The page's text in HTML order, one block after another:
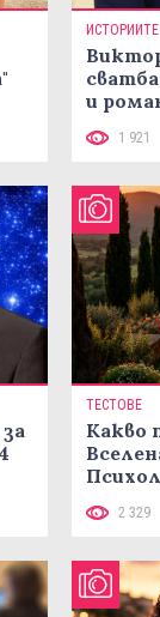
и
1 921
ТЕСТОВЕ
Какво
2 329